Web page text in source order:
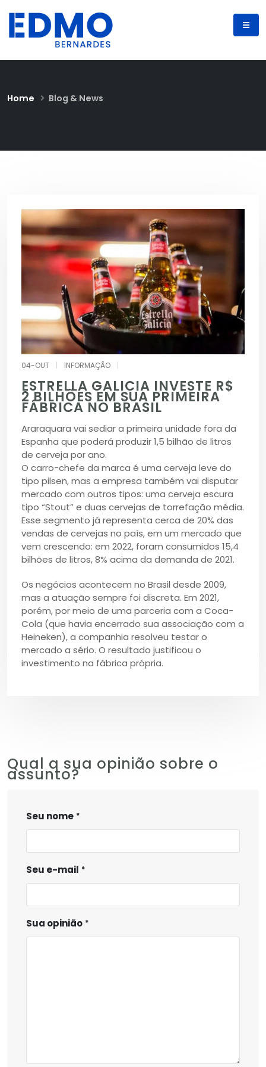
Home Blog & News
04-OUT INFORMAÇÃO
ESTRELLA GALICIA INVESTE R$
2 BILHÕES EM SUA PRIMEIRA
FÁBRICA NO BRASIL
Araraquara vai sediar a primeira unidade fora da
Espanha que poderá produzir 1,5 bilhão de litros
de cerveja por ano.
O carro-chefe da marca é uma cerveja leve do
tipo pilsen, mas a empresa também vai disputar
mercado com outros tipos: uma cerveja escura
tipo “Stout” e duas cervejas de torrefação média.
Esse segmento já representa cerca de 20% das
vendas de cervejas no país, em um mercado que
vem crescendo: em 2022, foram consumidos 15,4
bilhões de litros, 8% acima da demanda de 2021.
Os negócios acontecem no Brasil desde 2009,
mas a atuação sempre foi discreta. Em 2021,
porém, por meio de uma parceria com a Coca-
Cola (que havia encerrado sua associação com a
Heineken), a companhia resolveu testar o
mercado a sério. O resultado justificou o
investimento na fábrica própria.
Qual a sua opinião sobre o
assunto?
Seu nome
Seu e-mail
Sua opinião